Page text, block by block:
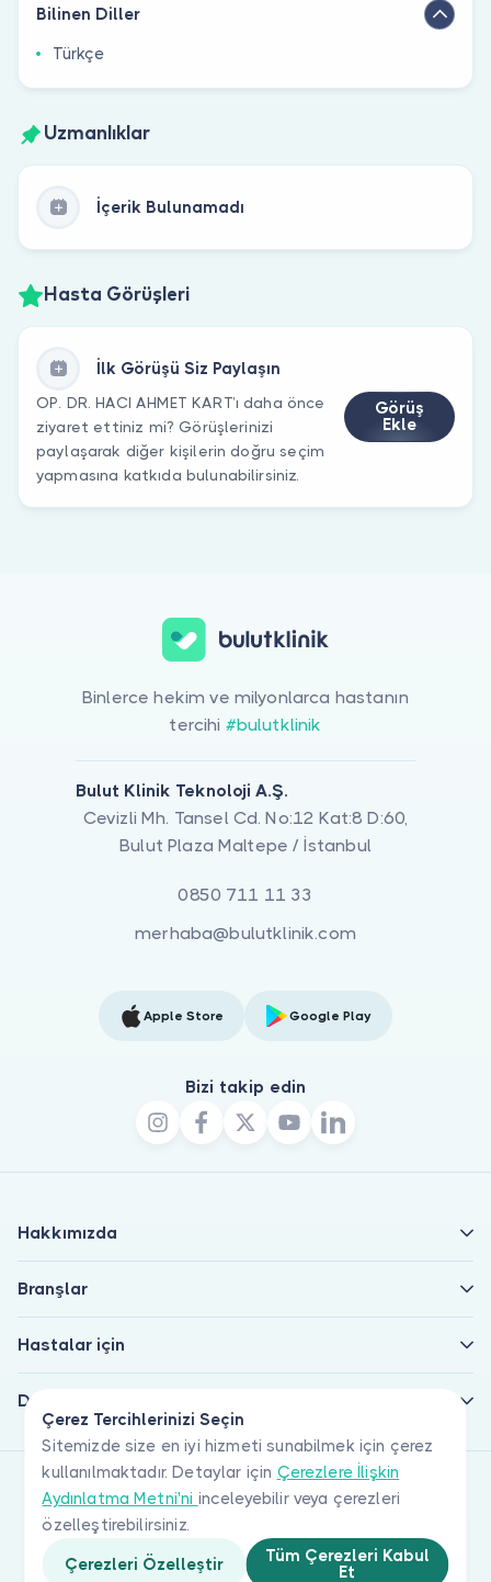
Bilinen Diller
Türkçe
Uzmanlıklar
İçerik Bulunamadı
Hasta Görüşleri
İlk Görüşü Siz Paylaşın
OP. DR. HACI AHMET KART’ı daha önce
ziyaret ettiniz mi? Görüşlerinizi
paylaşarak diğer kişilerin doğru seçim
yapmasına katkıda bulunabilirsiniz.
Görüş
Ekle
Çerez Tercihlerinizi Seçin
Sitemizde size en iyi hizmeti sunabilmek için çerez
kullanılmaktadır. Detaylar için Çerezlere İlişkin
Aydınlatma Metni'ni inceleyebilir veya çerezleri
özelleştirebilirsiniz.
Çerezleri Özelleştir
Tüm Çerezleri Kabul
Et
Binlerce hekim ve milyonlarca hastanın
tercihi #bulutklinik
Bulut Klinik Teknoloji A.Ş.
Cevizli Mh. Tansel Cd. No:12 Kat:8 D:60,
Bulut Plaza Maltepe / İstanbul
0850 711 11 33
merhaba@bulutklinik.com
Apple Store Google Play
Bizi takip edin
Hakkımızda
Branşlar
Hastalar için
Doktorlar için